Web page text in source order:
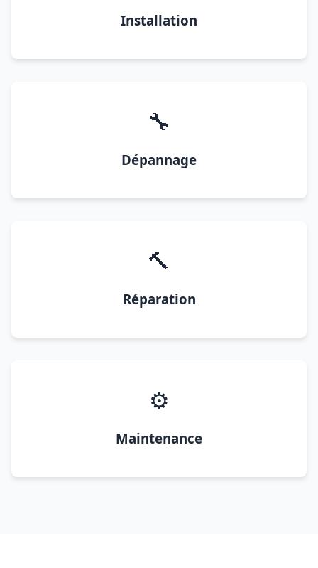
Installation
🔧
Dépannage
🔨
Réparation
⚙️
Maintenance